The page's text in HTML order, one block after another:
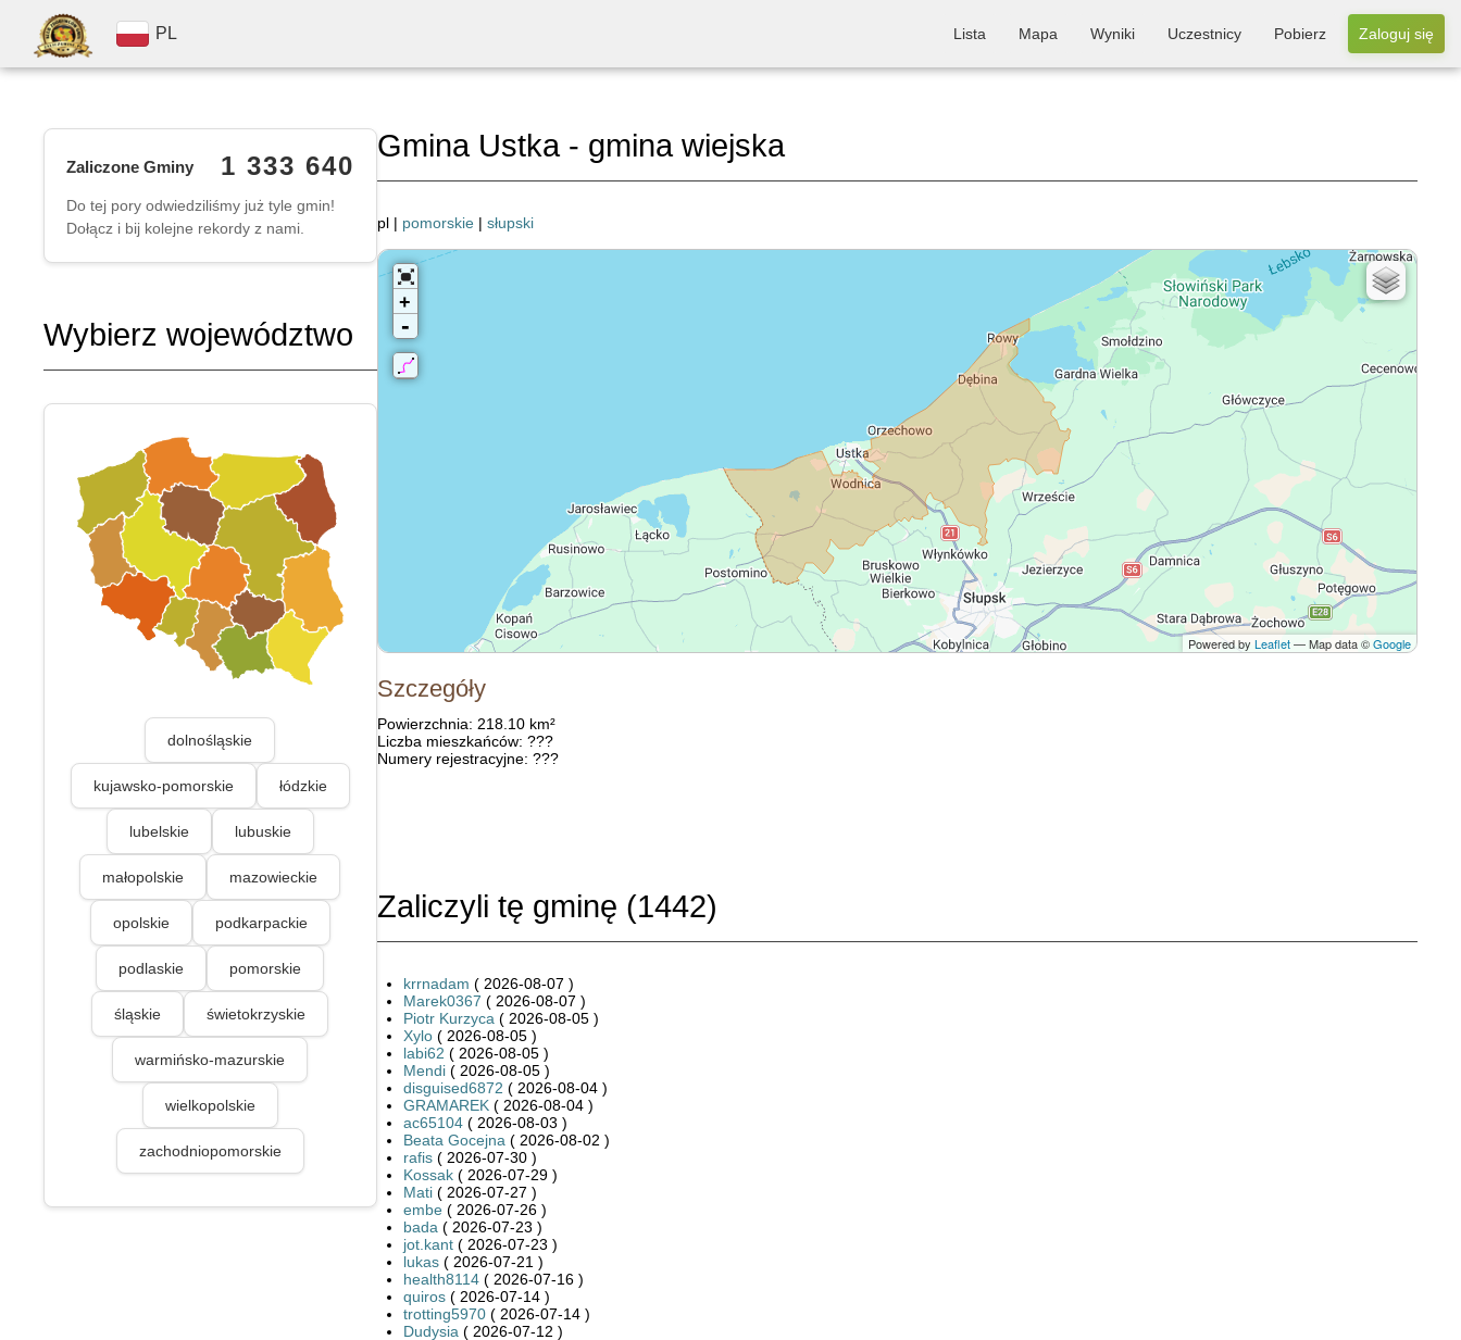
PL Lista Mapa Wyniki Uczestnicy Pobierz Zaloguj się
Zaliczone Gminy 1 333 640
Do tej pory odwiedziliśmy już tyle gmin!
Dołącz i bij kolejne rekordy z nami.
Wybierz województwo
dolnośląskie
kujawsko-pomorskie łódzkie
lubelskie lubuskie
małopolskie mazowieckie
opolskie podkarpackie
podlaskie pomorskie
śląskie świetokrzyskie
warmińsko-mazurskie
wielkopolskie
zachodniopomorskie
Gmina Ustka - gmina wiejska
pl | pomorskie| słupski
+
-
Powered by Leaflet— Map data ©Google
Szczegóły
Powierzchnia: 218.10 km²
Liczba mieszkańców: ???
Numery rejestracyjne: ???
Zaliczyli tę gminę (1442)
krrnadam ( 2026-08-07 )
Marek0367 ( 2026-08-07 )
Piotr Kurzyca ( 2026-08-05 )
Xylo( 2026-08-05 )
labi62 ( 2026-08-05 )
Mendi( 2026-08-05 )
disguised6872 ( 2026-08-04 )
GRAMAREK( 2026-08-04 )
ac65104( 2026-08-03 )
Beata Gocejna ( 2026-08-02 )
rafis( 2026-07-30 )
Kossak( 2026-07-29 )
Mati( 2026-07-27 )
embe( 2026-07-26 )
bada ( 2026-07-23 )
jot.kant( 2026-07-23 )
lukas( 2026-07-21 )
health8114( 2026-07-16 )
quiros( 2026-07-14 )
trotting5970( 2026-07-14 )
Dudysia ( 2026-07-12 )